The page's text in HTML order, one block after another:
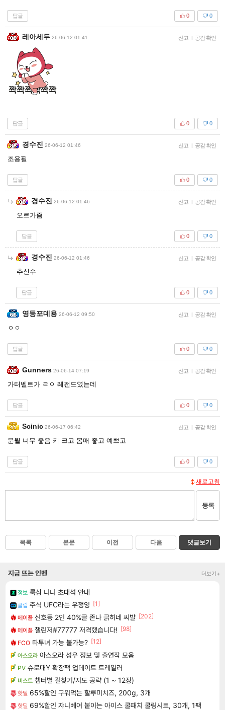
답글 0
0
레아세두 26-06-12 01:41 신고 | 공감 확인
답글 0
0
경수진 26-06-12 01:46 신고 | 공감 확인
조용필
답글 0
0
경수진 26-06-12 01:46 신고 | 공감 확인
오르가즘
답글 0
0
경수진 26-06-12 01:46 신고 | 공감 확인
추신수
답글 0
0
영등포데용 26-06-12 09:50 신고 | 공감 확인
ㅇㅇ
답글 0
0
Gunners 26-06-14 07:19 신고 | 공감 확인
가터벨트가 ㄹㅇ 레전드였는데
답글 0
0
Scinic 26-06-17 06:42 신고 | 공감 확인
문월 너무 좋음 키 크고 몸매 좋고 예쁘고
답글 0
0
새로고침
등록
목록 본문 이전 다음 댓글보기
지금 뜨는 인벤 더보기+
정보 룩삼 니니 초대석 안내
클립 주식 UFC라는 우정잉 [1]
메이플 신호등 2인 40%글 존나 긁히네 씨발 [202]
메이플 챌린저#77777 저격했습니다! [98]
FCO 타투녀 가능 불가능? [12]
아스오라 아스오라 성우 정보 및 출연작 모음
PV 슈로대Y 확장팩 업데이트 트레일러
비스트 챕터별 길찾기/지도 공략 (1 ~ 12장)
핫딜 65%할인 구워먹는 할루미치즈, 200g, 3개
핫딜 69%할인 쟈니베어 붙이는 아이스 쿨패치 쿨링시트, 30개, 1팩